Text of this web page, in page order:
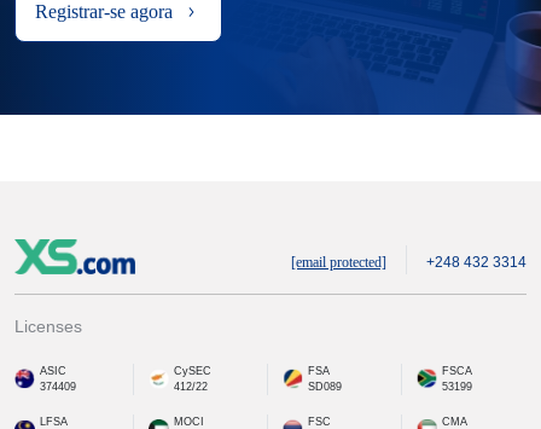
Registrar-se agora
[email protected] +248 432 3314
Licenses
ASIC
374409
CySEC
412/22
FSA
SD089
FSCA
53199
LFSA
MOCI
FSC
CMA